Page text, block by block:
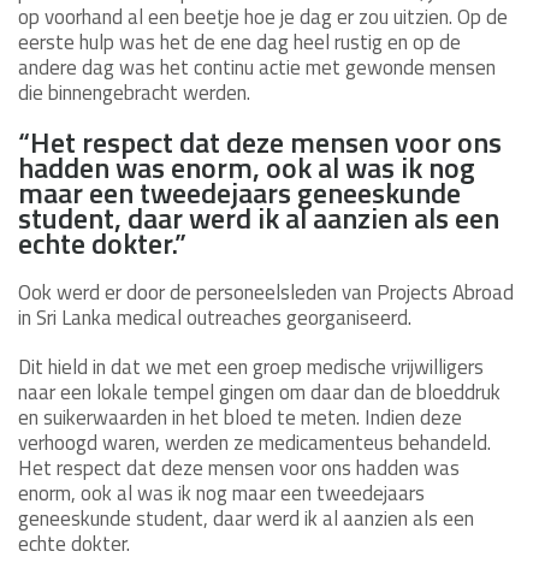
op voorhand al een beetje hoe je dag er zou uitzien. Op de
eerste hulp was het de ene dag heel rustig en op de
andere dag was het continu actie met gewonde mensen
die binnengebracht werden.
“Het respect dat deze mensen voor ons
hadden was enorm, ook al was ik nog
maar een tweedejaars geneeskunde
student, daar werd ik al aanzien als een
echte dokter.”
Ook werd er door de personeelsleden van Projects Abroad
in Sri Lanka medical outreaches georganiseerd.
Dit hield in dat we met een groep medische vrijwilligers
naar een lokale tempel gingen om daar dan de bloeddruk
en suikerwaarden in het bloed te meten. Indien deze
verhoogd waren, werden ze medicamenteus behandeld.
Het respect dat deze mensen voor ons hadden was
enorm, ook al was ik nog maar een tweedejaars
geneeskunde student, daar werd ik al aanzien als een
echte dokter.